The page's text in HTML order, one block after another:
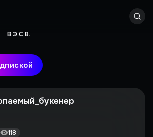
В.Э.С.В.
118